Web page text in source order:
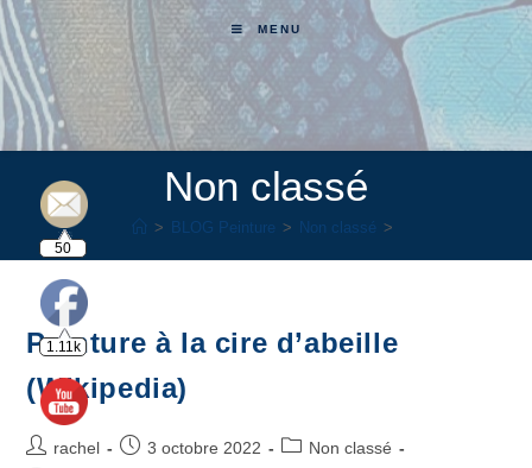
MENU
Non classé
> BLOG Peinture > Non classé >
Peinture à la cire d’abeille
(Wikipedia)
rachel 3 octobre 2022
Non classé
50
1.11k